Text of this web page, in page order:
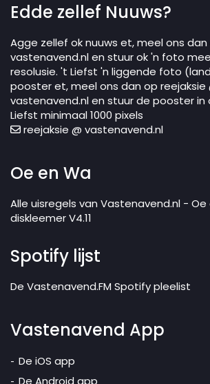
Edde zellef Nuuws?
Agge zellef ok nuuws et, meel ons dan
vastenavend.nl en stuur ok 'n foto
resolusie. 't Liefst 'n liggende foto
pooster et, meel ons dan op reejaksie
vastenavend.nl en stuur de pooster in
Liefst minimaal 1000 pixels
reejaksie @ vastenavend.nl
Oe en Wa
Alle uisregels van Vastenavend.nl - Oe
diskleemer V4.11
Spotify lijst
De Vastenavend.FM Spotify pleelist
Vastenavend App
De iOS app